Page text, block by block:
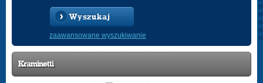
Wyszukaj
zaawansowane wyszukiwanie
Kraminetti